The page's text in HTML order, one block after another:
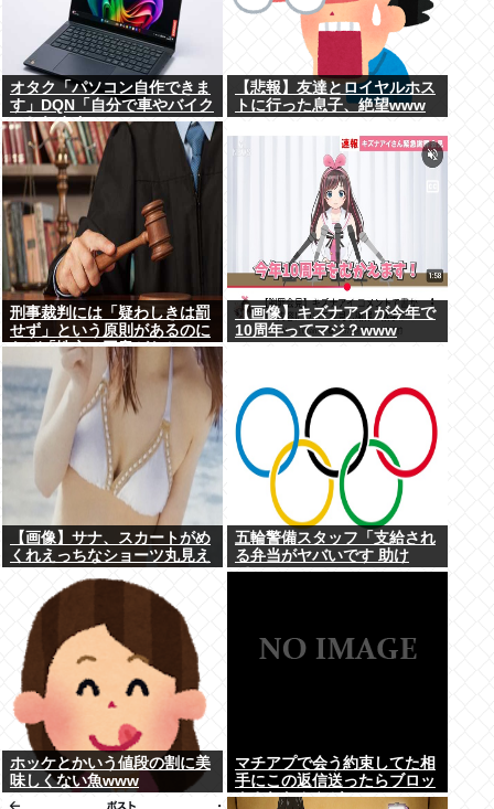
オタク「パソコン自作できま
す」DQN「自分で車やバイク
いじれます」
【悲報】友達とロイヤルホス
トに行った息子、絶望www
刑事裁判には「疑わしきは罰
せず」という原則があるのに
なぜ「性交の同意がなかっ
た」という確かめようが無い
もので有罪になるの？
【画像】キズナアイが今年で
10周年ってマジ？www
【画像】サナ、スカートがめ
くれえっちなショーツ丸見え
五輪警備スタッフ「支給され
る弁当がヤバいです 助け
て…」
ホッケとかいう値段の割に美
味しくない魚www
マチアプで会う約束してた相
手にこの返信送ったらブロッ
クされたんやが